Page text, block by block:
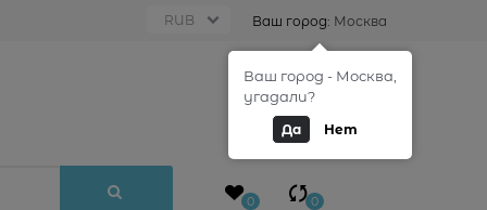
Ваш город: Москва
0
0 0
Ваш город - Москва,
угадали?
Да Нет